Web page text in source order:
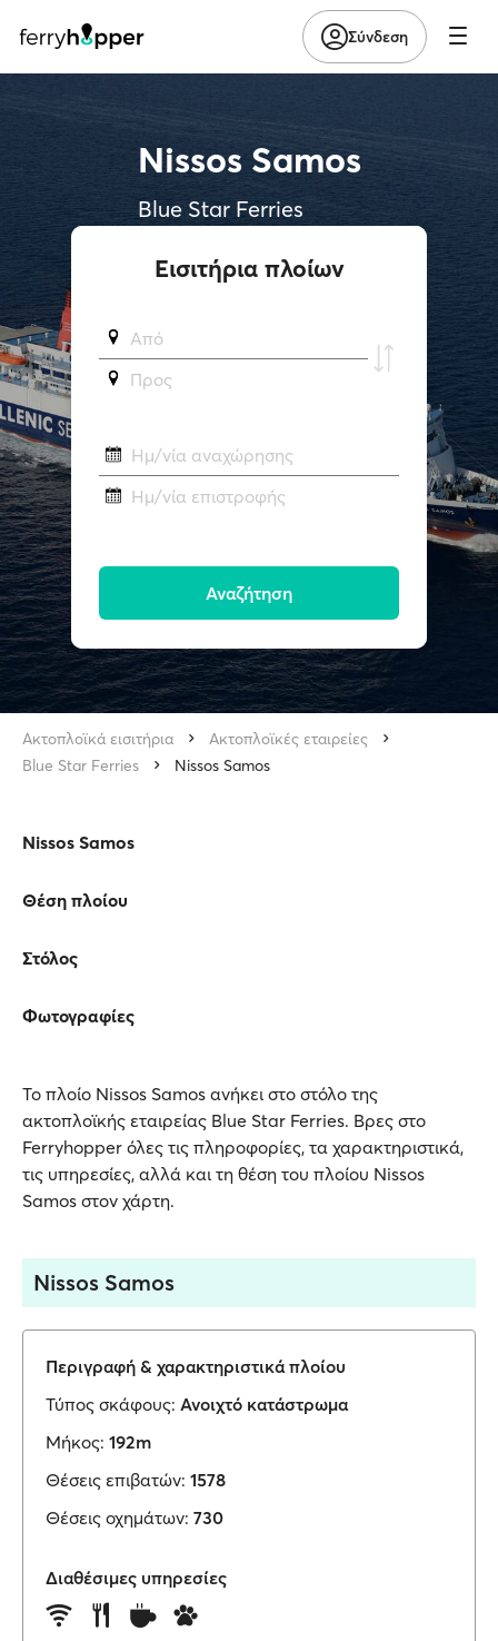
Σύνδεση
Nissos Samos
Blue Star Ferries
Εισιτήρια πλοίων
Από
Προς
Ημ/νία αναχώρησης
Ημ/νία επιστροφής
Αναζήτηση
Ακτοπλοϊκά εισιτήρια
Ακτοπλοϊκές εταιρείες
Blue Star Ferries
Nissos Samos
Nissos Samos
Θέση πλοίου
Στόλος
Φωτογραφίες
Το πλοίο Nissos Samos ανήκει στο στόλο της
ακτοπλοϊκής εταιρείας Blue Star Ferries. Βρες στο
Ferryhopper όλες τις πληροφορίες, τα χαρακτηριστικά,
τις υπηρεσίες, αλλά και τη θέση του πλοίου Nissos
Samos στον χάρτη.
Nissos Samos
Περιγραφή & χαρακτηριστικά πλοίου
Τύπος σκάφους: Ανοιχτό κατάστρωμα
Μήκος: 192m
Θέσεις επιβατών: 1578
Θέσεις οχημάτων: 730
Διαθέσιμες υπηρεσίες